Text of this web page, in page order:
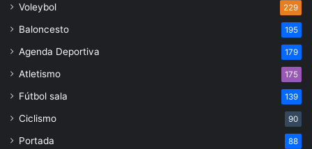
Voleybol 229
Baloncesto 195
Agenda Deportiva 179
Atletismo 175
Fútbol sala 139
Ciclismo 90
Portada 88